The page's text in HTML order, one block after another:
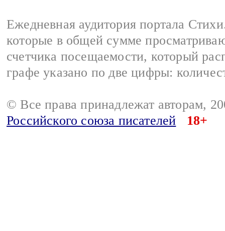
Ежедневная аудитория портала
которые в общей сумме
счетчика посещаемости, который
графе указано по две цифры:
© Все права принадлежат авторам,
Российского союза писателей
18+